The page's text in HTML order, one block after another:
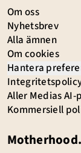
Om oss
Nyhetsbrev
Alla ämnen
Om cookies
Hantera
Aller Medias AI-
Kommersiell